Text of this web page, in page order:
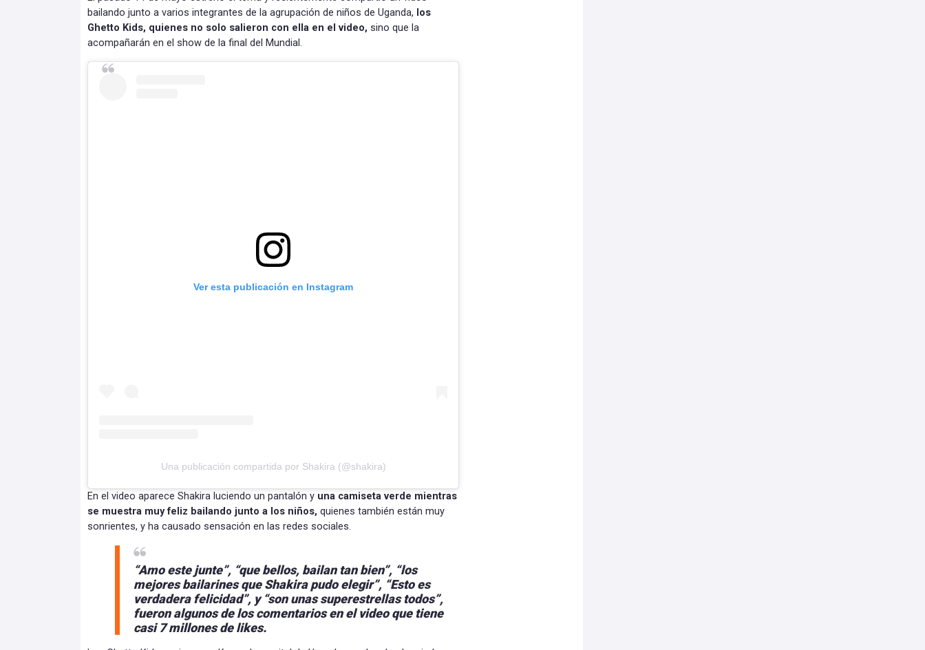
bailando junto a varios integrantes de la agrupación de niños de Uganda, los
Ghetto Kids, quienes no solo salieron con ella en el video, sino que la
acompañarán en el show de la final del Mundial.
Ver esta publicación en Instagram
Una publicación compartida por Shakira (@shakira)
En el video aparece Shakira luciendo un pantalón y una camiseta verde mientras
se muestra muy feliz bailando junto a los niños, quienes también están muy
sonrientes, y ha causado sensación en las redes sociales.
“Amo este junte”, “que bellos, bailan tan bien”, “los
mejores bailarines que Shakira pudo elegir”, “Esto es
verdadera felicidad”, y “son unas superestrellas todos”,
fueron algunos de los comentarios en el video que tiene
casi 7 millones de likes.